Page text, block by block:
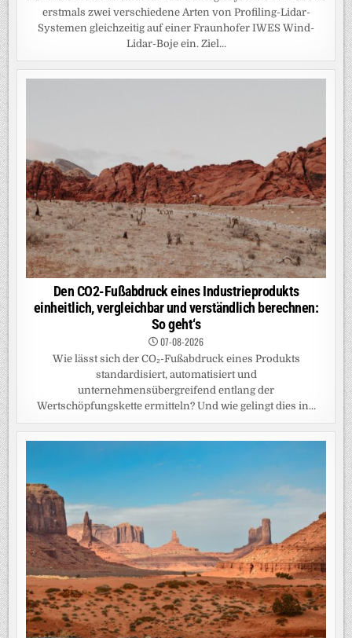
erstmals zwei verschiedene Arten von Profiling-Lidar-
Systemen gleichzeitig auf einer Fraunhofer IWES Wind-
Lidar-Boje ein. Ziel...
Den CO2-Fußabdruck eines Industrieprodukts
einheitlich, vergleichbar und verständlich berechnen:
So geht‘s
07-08-2026
Wie lässt sich der CO₂-Fußabdruck eines Produkts
standardisiert, automatisiert und
unternehmensübergreifend entlang der
Wertschöpfungskette ermitteln? Und wie gelingt dies in...